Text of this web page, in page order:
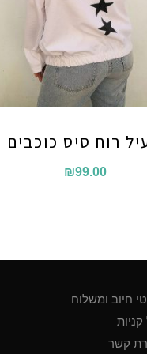
רוח סיס כוכבים
₪99.00
חיוב ומשלוח
קשר